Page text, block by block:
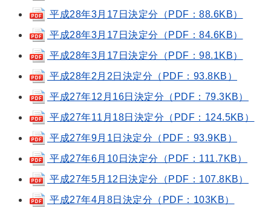
平成28年3月17日決定分（PDF：88.6KB）
平成28年3月17日決定分（PDF：84.6KB）
平成28年3月17日決定分（PDF：98.1KB）
平成28年2月2日決定分（PDF：93.8KB）
平成27年12月16日決定分（PDF：79.3KB）
平成27年11月18日決定分（PDF：124.5KB）
平成27年9月1日決定分（PDF：93.9KB）
平成27年6月10日決定分（PDF：111.7KB）
平成27年5月12日決定分（PDF：107.8KB）
平成27年4月8日決定分（PDF：103KB）